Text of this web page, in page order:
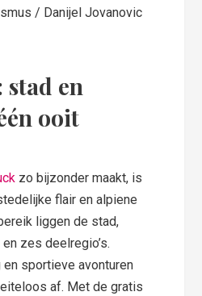
/ Danijel Jovanovic
en
ooit
zo bijzonder maakt, is
flair en alpiene
liggen de stad,
zes deelregio’s.
en sportieve avonturen
af. Met de gratis